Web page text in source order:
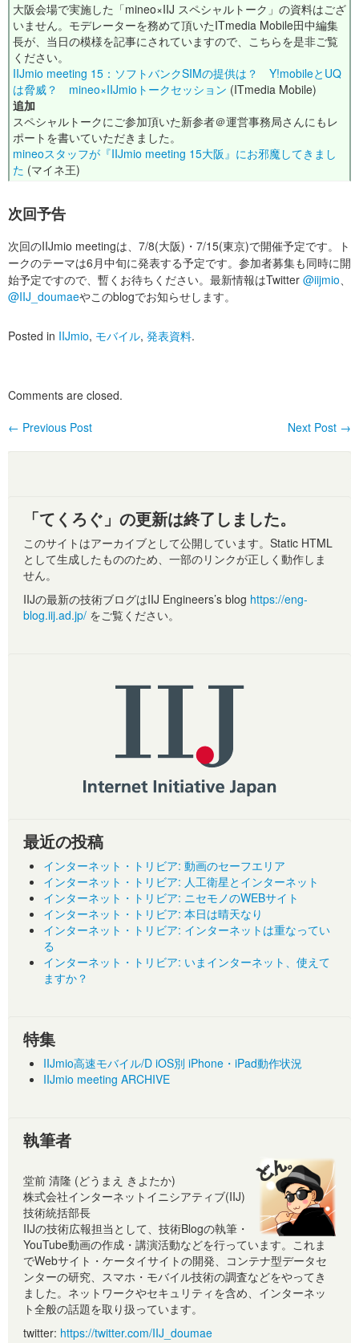
大阪会場で実施した「mineo×IIJ スペシャルトーク」の資料はござ
いません。モデレーターを務めて頂いたITmedia Mobile田中編集
長が、当日の模様を記事にされていますので、こちらを是非ご覧
ください。
IIJmio meeting 15：ソフトバンクSIMの提供は？ Y!mobileとUQ
は脅威？ mineo×IIJmioトークセッション (ITmedia Mobile)
追加
スペシャルトークにご参加頂いた新参者＠運営事務局さんにもレ
ポートを書いていただきました。
mineoスタッフが『IIJmio meeting 15大阪』にお邪魔してきまし
た (マイネ王)
次回予告
次回のIIJmio meetingは、7/8(大阪)・7/15(東京)で開催予定です。ト
ークのテーマは6月中旬に発表する予定です。参加者募集も同時に開
始予定ですので、暫くお待ちください。最新情報はTwitter @iijmio、
@IIJ_doumaeやこのblogでお知らせします。
Posted in IIJmio, モバイル, 発表資料.
Comments are closed.
Next Post →
← Previous Post
「てくろぐ」の更新は終了しました。
このサイトはアーカイブとして公開しています。Static HTML
として生成したもののため、一部のリンクが正しく動作しま
せん。
IIJの最新の技術ブログはIIJ Engineers’s blog https://eng-
blog.iij.ad.jp/ をご覧ください。
最近の投稿
インターネット・トリビア: 動画のセーフエリア
インターネット・トリビア: 人工衛星とインターネット
インターネット・トリビア: ニセモノのWEBサイト
インターネット・トリビア: 本日は晴天なり
インターネット・トリビア: インターネットは重なってい
る
インターネット・トリビア: いまインターネット、使えて
ますか？
特集
IIJmio高速モバイル/D iOS別 iPhone・iPad動作状況
IIJmio meeting ARCHIVE
執筆者
堂前 清隆 (どうまえ きよたか)
株式会社インターネットイニシアティブ(IIJ)
技術統括部長
IIJの技術広報担当として、技術Blogの執筆・
YouTube動画の作成・講演活動などを行っています。これま
でWebサイト・ケータイサイトの開発、コンテナ型データセ
ンターの研究、スマホ・モバイル技術の調査などをやってき
ました。ネットワークやセキュリティを含め、インターネッ
ト全般の話題を取り扱っています。
twitter: https://twitter.com/IIJ_doumae